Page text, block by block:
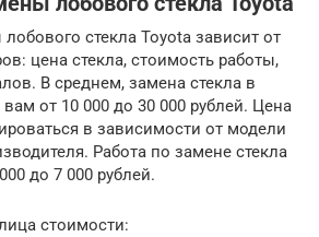
стекла Toyota зависит от
цена стекла, стоимость работы,
В среднем, замена стекла в
от 10 000 до 30 000 рублей. Цена
в зависимости от модели
Работа по замене стекла
до 7 000 рублей.
стоимости: